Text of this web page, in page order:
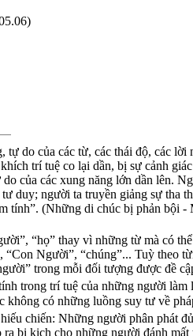
tự do của các từ, các thái độ, các lời
trí tuệ co lại dần, bị sự cảnh
của các xung năng lớn dần lên.
duy; người ta truyền giảng sự tha
tính”. (Những di chúc bị phản bội
“họ” thay vì những từ mà có
“Con Người”, “chúng”... Tuỳ theo
trong mỗi đối tượng được đề
trong trí tuệ của những người làm
không có những luồng suy tư về
chiến: Những người phân phát
ra bi kịch cho những người đánh